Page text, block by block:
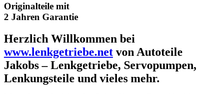
Originalteile mit
2 Jahren Garantie
Herzlich Willkommen bei
www.lenkgetriebe.net von Autoteile
Jakobs – Lenkgetriebe, Servopumpen,
Lenkungsteile und vieles mehr.